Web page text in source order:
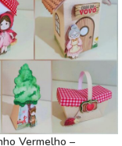
Vermelho –